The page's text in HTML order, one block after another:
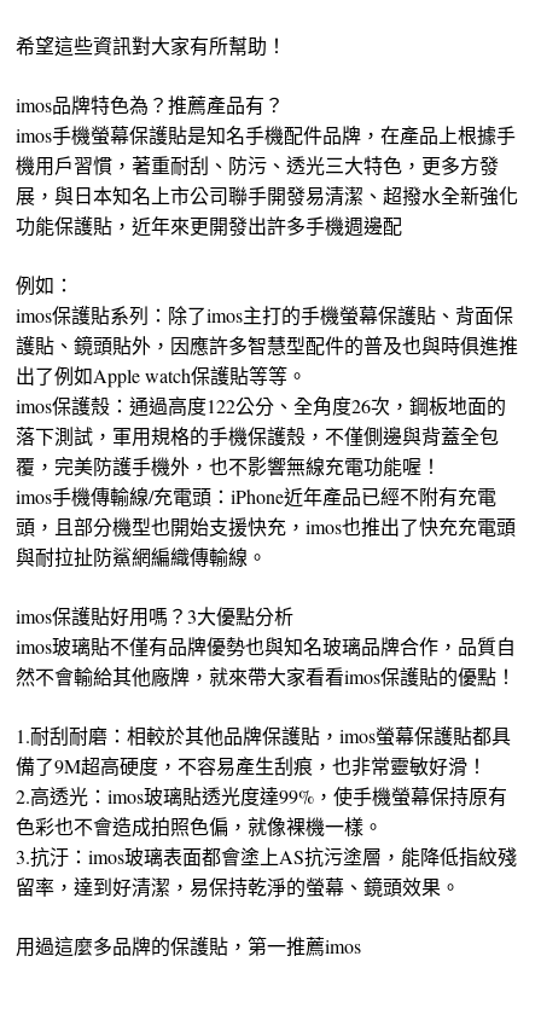
希望這些資訊對大家有所幫助！
imos品牌特色為？推薦產品有？
imos手機螢幕保護貼是知名手機配件品牌，在產品上根據手
機用戶習慣，著重耐刮、防污、透光三大特色，更多方發
展，與日本知名上市公司聯手開發易清潔、超撥水全新強化
功能保護貼，近年來更開發出許多手機週邊配
例如：
imos保護貼系列：除了imos主打的手機螢幕保護貼、背面保
護貼、鏡頭貼外，因應許多智慧型配件的普及也與時俱進推
出了例如Apple watch保護貼等等。
imos保護殼：通過高度122公分、全角度26次，鋼板地面的
落下測試，軍用規格的手機保護殼，不僅側邊與背蓋全包
覆，完美防護手機外，也不影響無線充電功能喔！
imos手機傳輸線/充電頭：iPhone近年產品已經不附有充電
頭，且部分機型也開始支援快充，imos也推出了快充充電頭
與耐拉扯防鯊網編織傳輸線。
imos保護貼好用嗎？3大優點分析
imos玻璃貼不僅有品牌優勢也與知名玻璃品牌合作，品質自
然不會輸給其他廠牌，就來帶大家看看imos保護貼的優點！
1.耐刮耐磨：相較於其他品牌保護貼，imos螢幕保護貼都具
備了9M超高硬度，不容易產生刮痕，也非常靈敏好滑！
2.高透光：imos玻璃貼透光度達99%，使手機螢幕保持原有
色彩也不會造成拍照色偏，就像裸機一樣。
3.抗汙：imos玻璃表面都會塗上AS抗污塗層，能降低指紋殘
留率，達到好清潔，易保持乾淨的螢幕、鏡頭效果。
用過這麼多品牌的保護貼，第一推薦imos